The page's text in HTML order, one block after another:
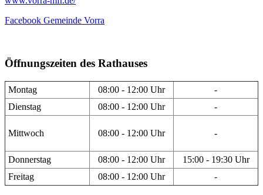
Facebook Gemeinde Vorra
Öffnungszeiten des Rathauses
Montag 08:00 - 12:00 Uhr
-
Dienstag
08:00 - 12:00 Uhr -
Mittwoch 08:00 - 12:00 Uhr -
Donnerstag 08:00 - 12:00 Uhr
15:00 - 19:30 Uhr
Freitag
08:00 - 12:00 Uhr -